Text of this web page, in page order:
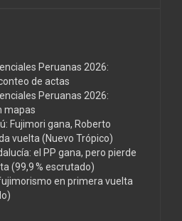
Peruanas 2026:
de actas
Peruanas 2026:
mapas
Fujimori gana, Roberto
vuelta (Nuevo Trópico)
el PP gana, pero pierde
(99,9 % escrutado)
en primera vuelta